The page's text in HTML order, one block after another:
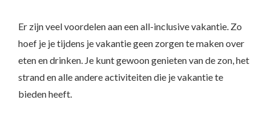
Er zijn veel voordelen aan een all-inclusive vakantie. Zo
hoef je je tijdens je vakantie geen zorgen te maken over
eten en drinken. Je kunt gewoon genieten van de zon, het
strand en alle andere activiteiten die je vakantie te
bieden heeft.